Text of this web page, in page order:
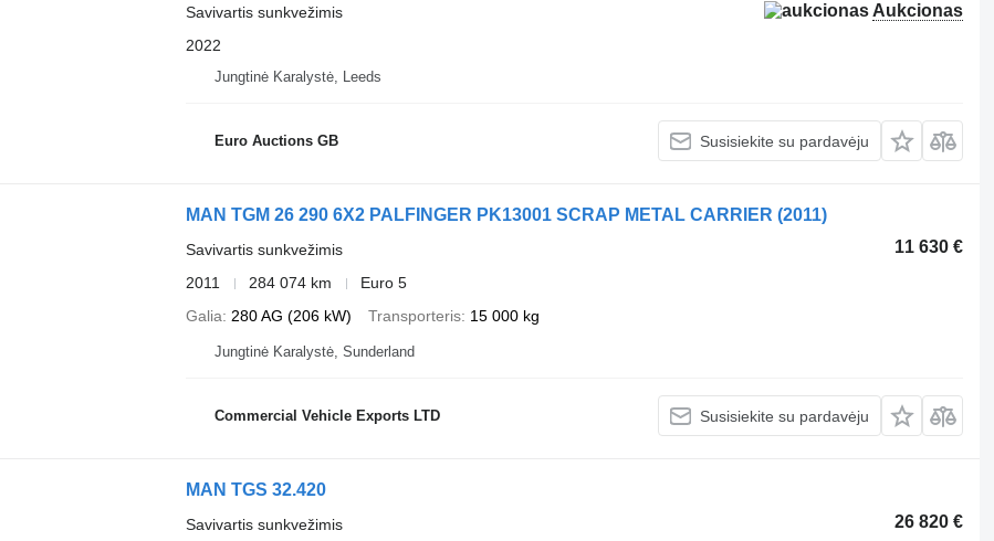
Aukcionas
Savivartis sunkvežimis
2022
Jungtinė Karalystė, Leeds
Euro Auctions GB Susisiekite su pardavėju
MAN TGM 26 290 6X2 PALFINGER PK13001 SCRAP METAL CARRIER (2011)
11 630 €
Savivartis sunkvežimis
2011
284 074 km
Euro 5
Galia 280 AG (206 kW) Transporteris 15 000 kg
Jungtinė Karalystė, Sunderland
Commercial Vehicle Exports LTD Susisiekite su pardavėju
MAN TGS 32.420
26 820 €
Savivartis sunkvežimis